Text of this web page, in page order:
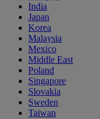
India
Japan
Korea
Malaysia
Mexico
Middle East
Poland
Singapore
Slovakia
Sweden
Taiwan